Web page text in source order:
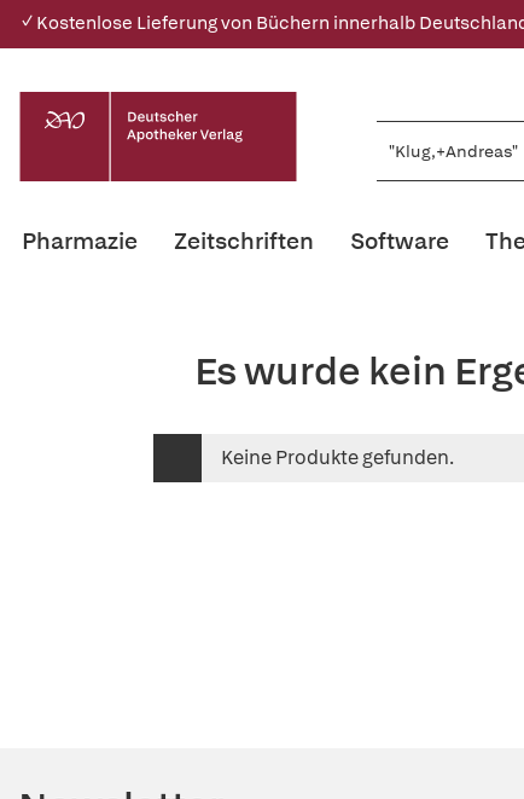
✓ Kostenlose Lieferung von Büchern innerhalb
Pharmazie Zeitschriften Software
Es wurde kein
Keine Produkte gefunden.